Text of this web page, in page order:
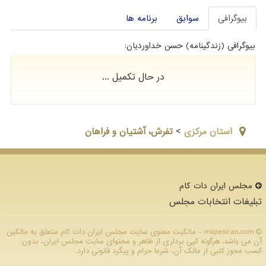
بیوگرافی سوابق برنامه ها
بیوگرافی (زندگینامه) حسن خداوردیان:
در حال تکمیل ...
استان مركزي > تفرش، آشتیان و فراهان
مجلس ایران دات كام
تبلیغات انتخابات مجلس
majlesiran.com - مالکیت معنوی سایت مجلس ایران دات كام متعلق به مالکین
آن می باشد. هرگونه کپی برداری از ظاهر و محتوای سایت مجلس ایران، بدون
کسب مجوز کتبی از مالک آن، شرعا حرام و پیگرد قانونی دارد.